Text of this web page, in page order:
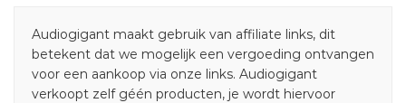
Audiogigant maakt gebruik van affiliate links, dit
betekent dat we mogelijk een vergoeding ontvangen
voor een aankoop via onze links. Audiogigant
verkoopt zelf géén producten, je wordt hiervoor